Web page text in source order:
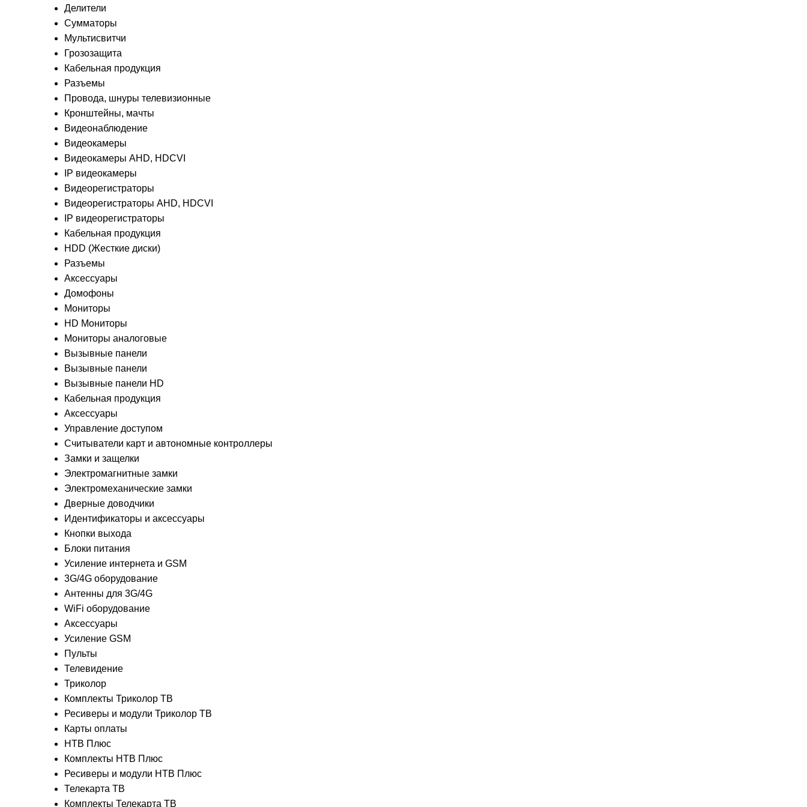
Делители
Сумматоры
Мультисвитчи
Грозозащита
Кабельная продукция
Разъемы
Провода, шнуры телевизионные
Кронштейны, мачты
Видеонаблюдение
Видеокамеры
Видеокамеры AHD, HDCVI
IP видеокамеры
Видеорегистраторы
Видеорегистраторы AHD, HDCVI
IP видеорегистраторы
Кабельная продукция
HDD (Жесткие диски)
Разъемы
Аксессуары
Домофоны
Мониторы
HD Мониторы
Мониторы аналоговые
Вызывные панели
Вызывные панели
Вызывные панели HD
Кабельная продукция
Аксессуары
Управление доступом
Считыватели карт и автономные контроллеры
Замки и защелки
Электромагнитные замки
Электромеханические замки
Дверные доводчики
Идентификаторы и аксессуары
Кнопки выхода
Блоки питания
Усиление интернета и GSM
3G/4G оборудование
Антенны для 3G/4G
WiFi оборудование
Аксессуары
Усиление GSM
Пульты
Телевидение
Триколор
Комплекты Триколор ТВ
Ресиверы и модули Триколор ТВ
Карты оплаты
НТВ Плюс
Комплекты НТВ Плюс
Ресиверы и модули НТВ Плюс
Телекарта ТВ
Комплекты Телекарта ТВ